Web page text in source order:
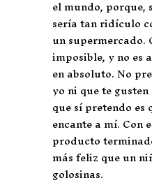
el mundo, porque,
sería tan ridículo
un supermercado.
imposible, y no es
en absoluto. No
yo ni que te
que sí pretendo es
encante a mí. Con
producto
más feliz que un
golosinas.